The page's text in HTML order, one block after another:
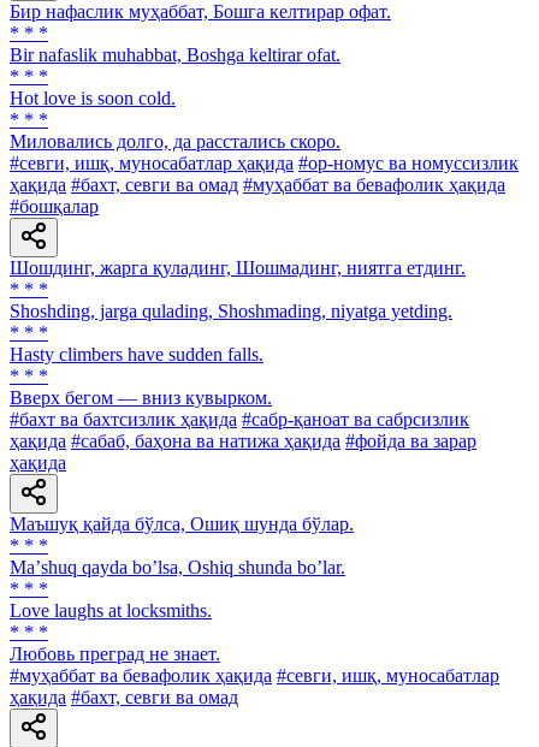
Бир нафаслик муҳаббат, Бошга келтирар офат.
* * *
Bir nafaslik muhabbat, Boshga keltirar ofat.
* * *
Hot love is soon cold.
* * *
Миловались долго, да расстались скоро.
#севги, ишқ, муносабатлар ҳақида #ор-номус ва номуссизлик
ҳақида #бахт, севги ва омад #муҳаббат ва бевафолик ҳақида
#бошқалар
Шошдинг, жарга қуладинг, Шошмадинг, ниятга етдинг.
* * *
Shoshding, jarga qulading, Shoshmading, niyatga yetding.
* * *
Hasty climbers have sudden falls.
* * *
Вверх бегом — вниз кувырком.
#бахт ва бахтсизлик ҳақида #сабр-қаноат ва сабрсизлик
ҳақида #сабаб, баҳона ва натижа ҳақида #фойда ва зарар
ҳақида
Маъшуқ қайда бўлса, Ошиқ шунда бўлар.
* * *
Maʼshuq qayda boʼlsa, Oshiq shunda boʼlar.
* * *
Love laughs at locksmiths.
* * *
Любовь преград не знает.
#муҳаббат ва бевафолик ҳақида #севги, ишқ, муносабатлар
ҳақида #бахт, севги ва омад